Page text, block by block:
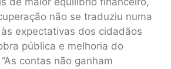
não se traduziu numa
expectativas dos cidadãos
pública e melhoria do
contas não ganham